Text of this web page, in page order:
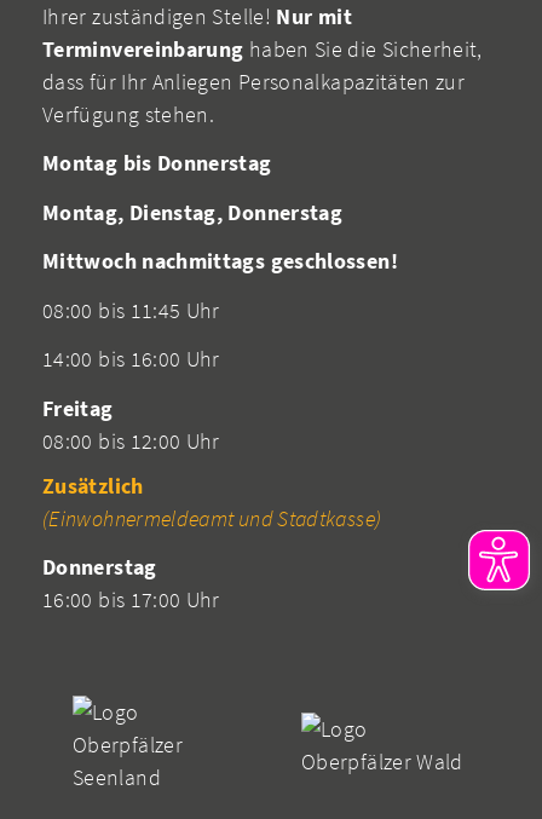
Ihrer zuständigen Stelle! Nur mit
Terminvereinbarung haben Sie die Sicherheit,
dass für Ihr Anliegen Personalkapazitäten zur
Verfügung stehen.
Montag bis Donnerstag
Montag, Dienstag, Donnerstag
Mittwoch nachmittags geschlossen!
08:00 bis 11:45 Uhr
14:00 bis 16:00 Uhr
Freitag
08:00 bis 12:00 Uhr
Zusätzlich
(Einwohnermeldeamt und Stadtkasse)
Donnerstag
16:00 bis 17:00 Uhr